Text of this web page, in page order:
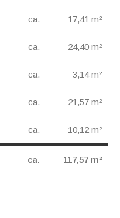
ca. 17,41 m²
ca. 24,40 m²
ca. 3,14 m²
ca. 21,57 m²
ca. 10,12 m²
ca. 117,57 m²